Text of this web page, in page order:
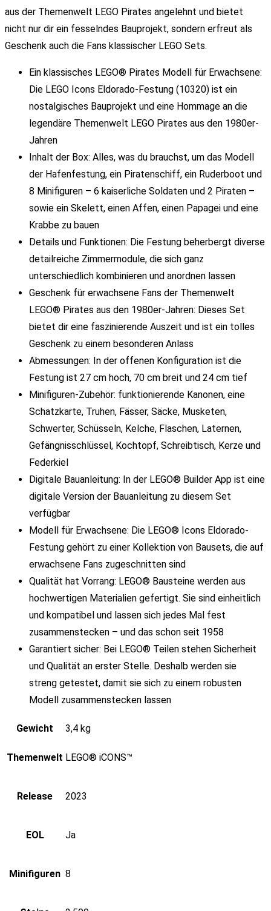
aus der Themenwelt LEGO Pirates angelehnt und bietet
nicht nur dir ein fesselndes Bauprojekt, sondern erfreut als
Geschenk auch die Fans klassischer LEGO Sets.
Ein klassisches LEGO® Pirates Modell für Erwachsene:
Die LEGO Icons Eldorado-Festung (10320) ist ein
nostalgisches Bauprojekt und eine Hommage an die
legendäre Themenwelt LEGO Pirates aus den 1980er-
Jahren
Inhalt der Box: Alles, was du brauchst, um das Modell
der Hafenfestung, ein Piratenschiff, ein Ruderboot und
8 Minifiguren – 6 kaiserliche Soldaten und 2 Piraten –
sowie ein Skelett, einen Affen, einen Papagei und eine
Krabbe zu bauen
Details und Funktionen: Die Festung beherbergt diverse
detailreiche Zimmermodule, die sich ganz
unterschiedlich kombinieren und anordnen lassen
Geschenk für erwachsene Fans der Themenwelt
LEGO® Pirates aus den 1980er-Jahren: Dieses Set
bietet dir eine faszinierende Auszeit und ist ein tolles
Geschenk zu einem besonderen Anlass
Abmessungen: In der offenen Konfiguration ist die
Festung ist 27 cm hoch, 70 cm breit und 24 cm tief
Minifiguren-Zubehör: funktionierende Kanonen, eine
Schatzkarte, Truhen, Fässer, Säcke, Musketen,
Schwerter, Schüsseln, Kelche, Flaschen, Laternen,
Gefängnisschlüssel, Kochtopf, Schreibtisch, Kerze und
Federkiel
Digitale Bauanleitung: In der LEGO® Builder App ist eine
digitale Version der Bauanleitung zu diesem Set
verfügbar
Modell für Erwachsene: Die LEGO® Icons Eldorado-
Festung gehört zu einer Kollektion von Bausets, die auf
erwachsene Fans zugeschnitten sind
Qualität hat Vorrang: LEGO® Bausteine werden aus
hochwertigen Materialien gefertigt. Sie sind einheitlich
und kompatibel und lassen sich jedes Mal fest
zusammenstecken – und das schon seit 1958
Garantiert sicher: Bei LEGO® Teilen stehen Sicherheit
und Qualität an erster Stelle. Deshalb werden sie
streng getestet, damit sie sich zu einem robusten
Modell zusammenstecken lassen
Gewicht 3,4 kg
Themenwelt LEGO® iCONS™
Release 2023
EOL Ja
Minifiguren 8